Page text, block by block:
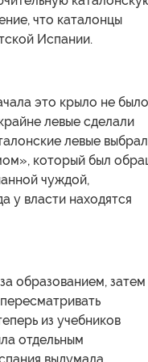
что каталонцы
Испании.
это крыло не было
левые сделали
левые
который был
чуждой,
у власти находятся
образованием, затем
из учебников
отдельным